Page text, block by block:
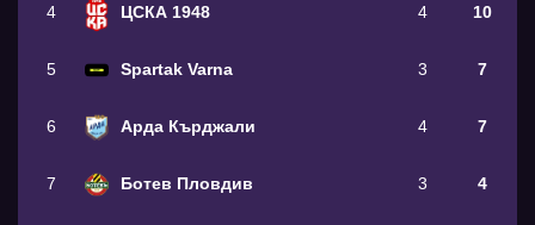
4 ЦСКА 1948 4 10
5 Spartak Varna 3 7
6 Арда Кърджали 4 7
7 Ботев Пловдив 3 4